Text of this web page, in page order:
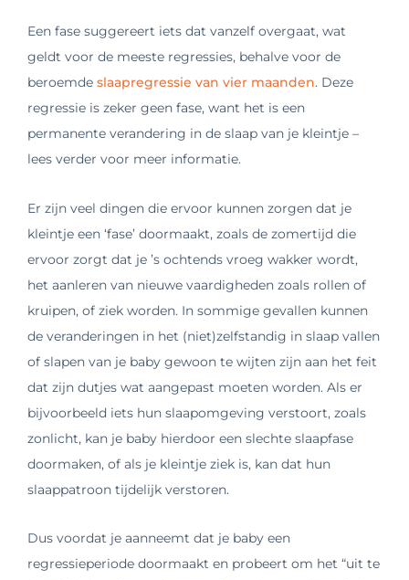
Een fase suggereert iets dat vanzelf overgaat, wat
geldt voor de meeste regressies, behalve voor de
beroemde slaapregressie van vier maanden. Deze
regressie is zeker geen fase, want het is een
permanente verandering in de slaap van je kleintje –
lees verder voor meer informatie.
Er zijn veel dingen die ervoor kunnen zorgen dat je
kleintje een ‘fase’ doormaakt, zoals de zomertijd die
ervoor zorgt dat je ’s ochtends vroeg wakker wordt,
het aanleren van nieuwe vaardigheden zoals rollen of
kruipen, of ziek worden. In sommige gevallen kunnen
de veranderingen in het (niet)zelfstandig in slaap vallen
of slapen van je baby gewoon te wijten zijn aan het feit
dat zijn dutjes wat aangepast moeten worden. Als er
bijvoorbeeld iets hun slaapomgeving verstoort, zoals
zonlicht, kan je baby hierdoor een slechte slaapfase
doormaken, of als je kleintje ziek is, kan dat hun
slaappatroon tijdelijk verstoren.
Dus voordat je aanneemt dat je baby een
regressieperiode doormaakt en probeert om het “uit te